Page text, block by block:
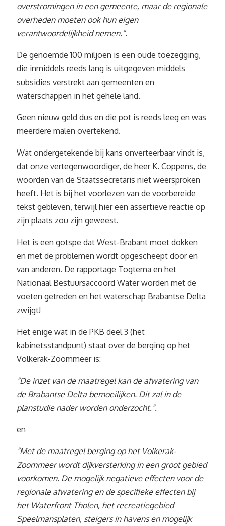
overstromingen in een gemeente, maar de regionale
overheden moeten ook hun eigen
verantwoordelijkheid nemen.”.
De genoemde 100 miljoen is een oude toezegging,
die inmiddels reeds lang is uitgegeven middels
subsidies verstrekt aan gemeenten en
waterschappen in het gehele land.
Geen nieuw geld dus en die pot is reeds leeg en was
meerdere malen overtekend.
Wat ondergetekende bij kans onverteerbaar vindt is,
dat onze vertegenwoordiger, de heer K. Coppens, de
woorden van de Staatssecretaris niet weersproken
heeft. Het is bij het voorlezen van de voorbereide
tekst gebleven, terwijl hier een assertieve reactie op
zijn plaats zou zijn geweest.
Het is een gotspe dat West-Brabant moet dokken
en met de problemen wordt opgescheept door en
van anderen. De rapportage Togtema en het
Nationaal Bestuursaccoord Water worden met de
voeten getreden en het waterschap Brabantse Delta
zwijgt!
Het enige wat in de PKB deel 3 (het
kabinetsstandpunt) staat over de berging op het
Volkerak-Zoommeer is:
“De inzet van de maatregel kan de afwatering van
de Brabantse Delta bemoeilijken. Dit zal in de
planstudie nader worden onderzocht.”.
en
“Met de maatregel berging op het Volkerak-
Zoommeer wordt dijkversterking in een groot gebied
voorkomen. De mogelijk negatieve effecten voor de
regionale afwatering en de specifieke effecten bij
het Waterfront Tholen, het recreatiegebied
Speelmansplaten, steigers in havens en mogelijk